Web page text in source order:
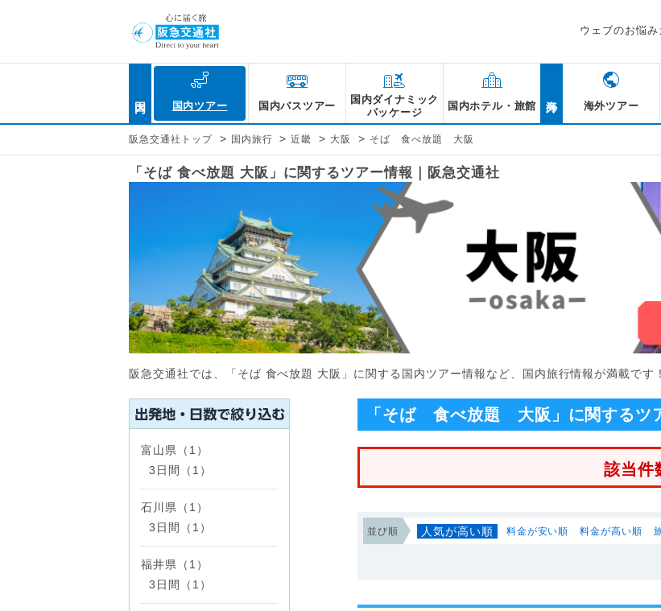
ウェブのお悩み
国内ツアー 国内バスツアー
国内ダイナミック
パッケージ
国内ホテル・旅館 海外ツアー
阪急交通社トップ > 国内旅行 > 近畿 > 大阪 > そば 食べ放題 大阪
「そば 食べ放題 大阪」に関するツアー情報｜阪急交通社
阪急交通社では、「そば 食べ放題 大阪」に関する国内ツアー情報など、国内旅行情報が満載です！
「そば 食べ放題 大阪」に関するツ
該当件
並び順 人気が高い順 料金が安い順 料金が高い順
富山県（1）
3日間（1）
石川県（1）
3日間（1）
福井県（1）
3日間（1）